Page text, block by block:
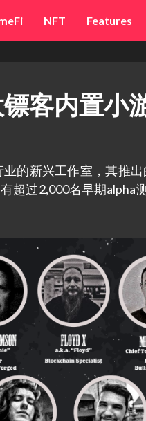
NFT Features
客内置小
的新兴工作室，其推
超过2,000名早期